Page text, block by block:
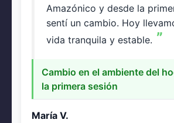
Amazónico y desde la
sentí un cambio. Hoy
vida tranquila y estable.
Cambio en el ambiente del
la primera sesión
María V.